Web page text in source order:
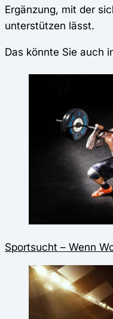
Ergänzung, mit der
unterstützen lässt.
Das könnte Sie auch
Sportsucht – Wenn